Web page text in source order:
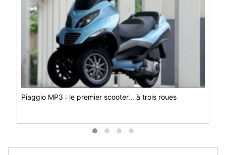
Piaggio MP3 : le premier scooter... à trois roues